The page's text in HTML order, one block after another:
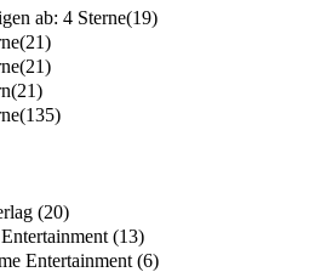
ab: 4 Sterne(19)
(21)
(21)
(21)
(135)
(20)
(13)
Entertainment (6)